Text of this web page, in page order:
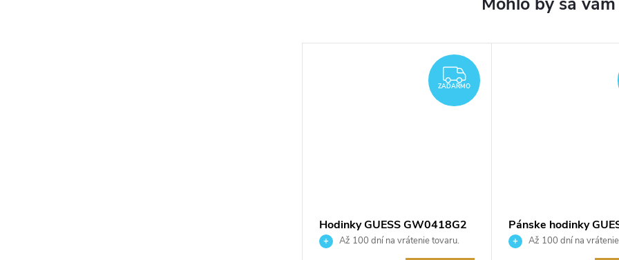
ZADARMO
ZADARMO
Hodinky GUESS GW0418G2
Až 100 dní na vrátenie tovaru.
Autorizovaný predajca.
Pánske hodinky
GW0539G3
Až 100 dní na
Autorizovaný predajca.